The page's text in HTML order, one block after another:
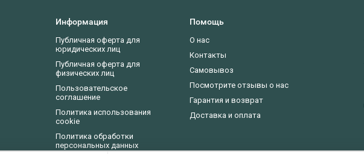
Информация
Публичная оферта для
юридических лиц
Публичная оферта для
физических лиц
Пользовательское
соглашение
Политика использования
cookie
Политика обработки
персональных данных
Помощь
О нас
Контакты
Самовывоз
Посмотрите отзывы о нас
Гарантия и возврат
Доставка и оплата